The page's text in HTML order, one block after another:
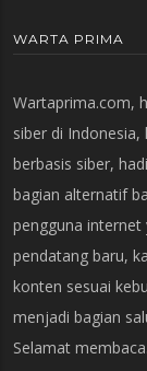
WARTA PRIMA
Wartaprima.com,
siber di Indonesia,
berbasis siber,
bagian alternatif
pengguna internet
pendatang baru,
konten sesuai
menjadi bagian
Selamat membaca.